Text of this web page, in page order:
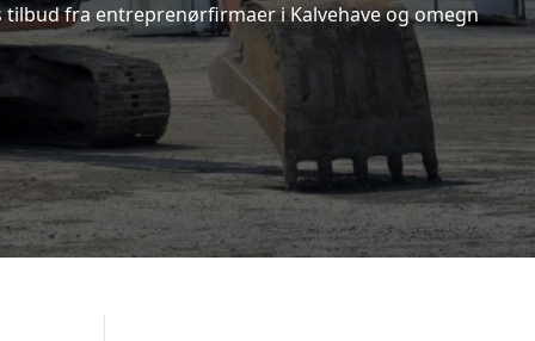
fra entreprenørfirmaer i Kalvehave og omegn